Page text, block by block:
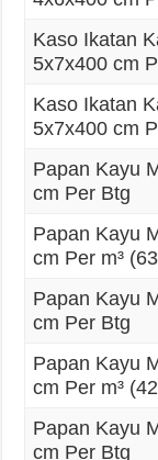
Kaso Ikatan
5x7x400 cm
Kaso Ikatan
5x7x400 cm
Papan Kayu
cm Per Btg
Papan Kayu
cm Per m³
Papan Kayu
cm Per Btg
Papan Kayu
cm Per m³
Papan Kayu
cm Per Btg